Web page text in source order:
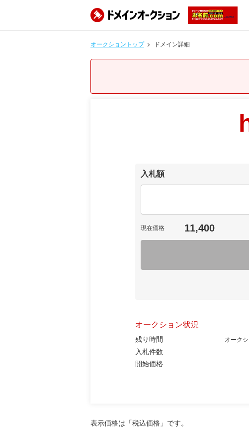
オークショントップ ドメイン詳細
入札額
現在価格 11,400
オークション状況
残り時間 オーク
入札件数
開始価格
表示価格は「税込価格」です。